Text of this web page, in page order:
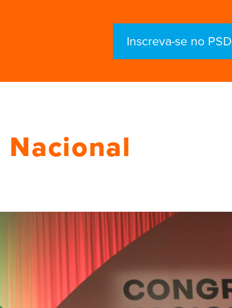
Inscreva-se no PSD
Nacional